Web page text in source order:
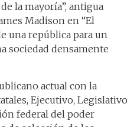
la mayoría”, antigua
Madison en “El
una república para un
sociedad densamente
actual con la
Ejecutivo, Legislativo
federal del poder